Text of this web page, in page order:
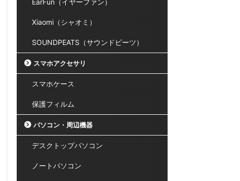
EarFun（イヤーファン）
Xiaomi（シャオミ）
SOUNDPEATS（サウンドピーツ）
スマホアクセサリ
スマホケース
保護フィルム
パソコン・周辺機器
デスクトップパソコン
ノートパソコン